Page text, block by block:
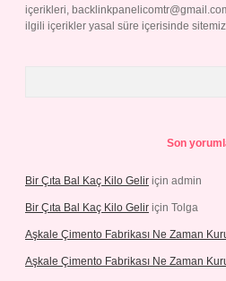
içerikleri,
ilgili içerikler yasal süre içerisinde
Son
Bir Çıta Bal Kaç Kilo Gelir için admin
Bir Çıta Bal Kaç Kilo Gelir için Tolga
Aşkale Çimento Fabrikası Ne Zaman
Aşkale Çimento Fabrikası Ne Zaman